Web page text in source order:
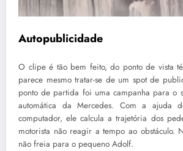
Autopublicidade
O clipe é tão bem feito, do ponto de vista
parece mesmo tratar-se de um spot de
ponto de partida foi uma campanha para o
automática da Mercedes. Com a ajuda
computador, ele calcula a trajetória dos
motorista não reagir a tempo ao obstáculo.
não freia para o pequeno Adolf.